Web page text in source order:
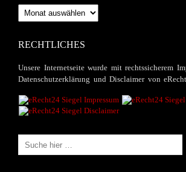
Newsarchiv
RECHTLICHES
Unsere Internetseite wurde mit rechtssicherem
Datenschutzerklärung und Disclaimer von